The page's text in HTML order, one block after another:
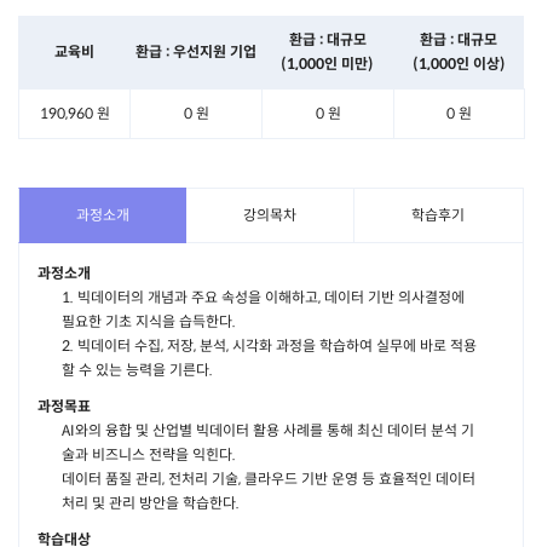
교육비 환급 : 우선지원 기업
환급 : 대규모
(1,000인 미만)
환급 : 대규모
(1,000인 이상)
190,960 원 0 원 0 원 0 원
과정소개 강의목차 학습후기
과정소개
1. 빅데이터의 개념과 주요 속성을 이해하고, 데이터 기반 의사결정에
필요한 기초 지식을 습득한다.
2. 빅데이터 수집, 저장, 분석, 시각화 과정을 학습하여 실무에 바로 적용
할 수 있는 능력을 기른다.
과정목표
AI와의 융합 및 산업별 빅데이터 활용 사례를 통해 최신 데이터 분석 기
술과 비즈니스 전략을 익힌다.
데이터 품질 관리, 전처리 기술, 클라우드 기반 운영 등 효율적인 데이터
처리 및 관리 방안을 학습한다.
학습대상